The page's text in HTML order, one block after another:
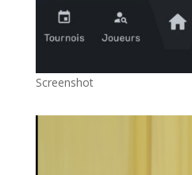
Screenshot